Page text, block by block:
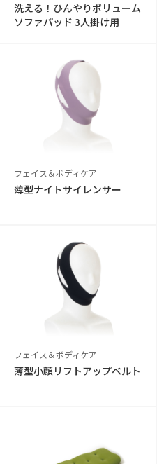
洗える！ひんやりボリューム
ソファパッド 3人掛け用
フェイス＆ボディケア
薄型ナイトサイレンサー
フェイス＆ボディケア
薄型小顔リフトアップベルト